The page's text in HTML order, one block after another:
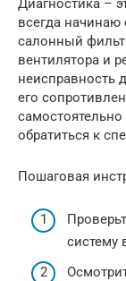
всегда
салонный
вентилятора и
неисправность
его
самостоятельно
обратиться к
Пошаговая
систему